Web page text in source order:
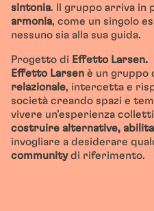
sintonia. Il gruppo arriva in
armonia, come un singolo
nessuno sia alla sua guida.
Progetto di Effetto Larsen.
Effetto Larsen è un gruppo
relazionale, intercetta e
società creando spazi e
vivere un’esperienza
costruire alternative,
invogliare a desiderare
communitydi riferimento.